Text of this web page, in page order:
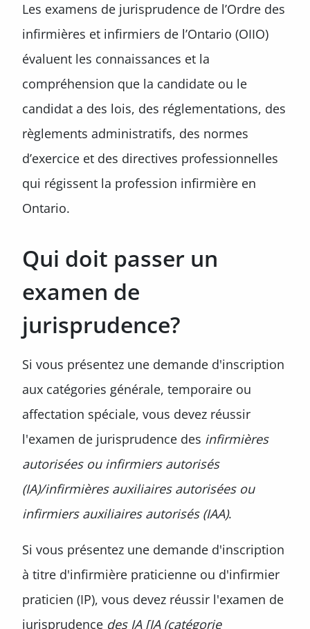
Les examens de jurisprudence de l’Ordre des
infirmières et infirmiers de l’Ontario (OIIO)
évaluent les connaissances et la
compréhension que la candidate ou le
candidat a des lois, des réglementations, des
règlements administratifs, des normes
d’exercice et des directives professionnelles
qui régissent la profession infirmière en
Ontario.
Qui doit passer un
examen de
jurisprudence?
Si vous présentez une demande d'inscription
aux catégories générale, temporaire ou
affectation spéciale, vous devez réussir
l'examen de jurisprudence des infirmières
autorisées ou infirmiers autorisés
(IA)/infirmières auxiliaires autorisées ou
infirmiers auxiliaires autorisés (IAA).
Si vous présentez une demande d'inscription
à titre d'infirmière praticienne ou d'infirmier
praticien (IP), vous devez réussir l'examen de
jurisprudence des IA [IA (catégorie